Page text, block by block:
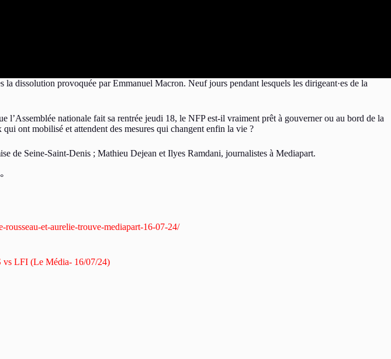
dissolution provoquée par Emmanuel Macron. Neuf jours pendant lesquels les dirigeant·es de la
nationale fait sa rentrée jeudi 18, le NFP est-il vraiment prêt à gouverner ou au bord de la
ont mobilisé et attendent des mesures qui changent enfin la vie ?
de Seine-Saint-Denis ; Mathieu Dejean et Ilyes Ramdani, journalistes à Mediapart.
et-aurelie-trouve-mediapart-16-07-24/
vs LFI (Le Média- 16/07/24)